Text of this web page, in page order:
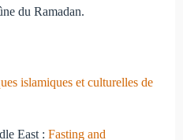
du Ramadan.
islamiques et culturelles de
East : Fasting and